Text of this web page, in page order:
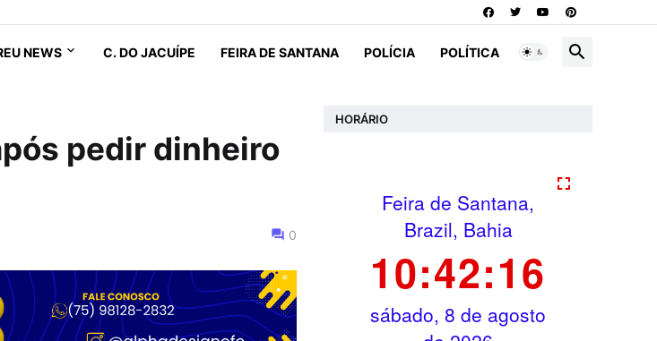
NEWS C. DO JACUÍPE FEIRA DE SANTANA POLÍCIA POLÍTICA
pedir dinheiro
0
HORÁRIO